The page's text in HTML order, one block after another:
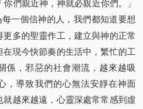
們親近神，神就必親近你們。」
每一個信神的人，我們都知道要想
多的聖靈作工，建立與神的正常
在現今快節奏的生活中，繁忙的工
係，邪惡的社會潮流，越來越吸
，導致我們的心無法安靜在神面
就越來越遠，心靈深處常常感到虛